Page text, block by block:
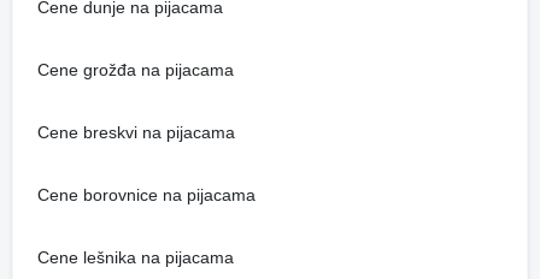
Cene dunje na pijacama
Cene grožđa na pijacama
Cene breskvi na pijacama
Cene borovnice na pijacama
Cene lešnika na pijacama